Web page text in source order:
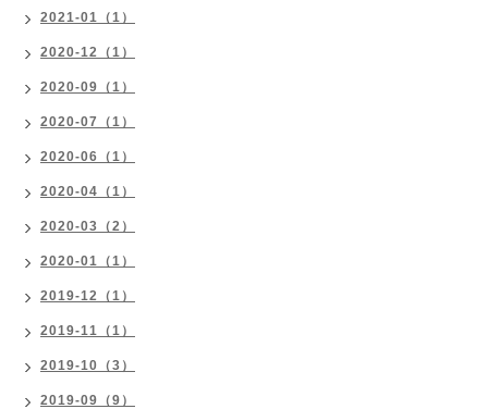
2021-01（1）
2020-12（1）
2020-09（1）
2020-07（1）
2020-06（1）
2020-04（1）
2020-03（2）
2020-01（1）
2019-12（1）
2019-11（1）
2019-10（3）
2019-09（9）